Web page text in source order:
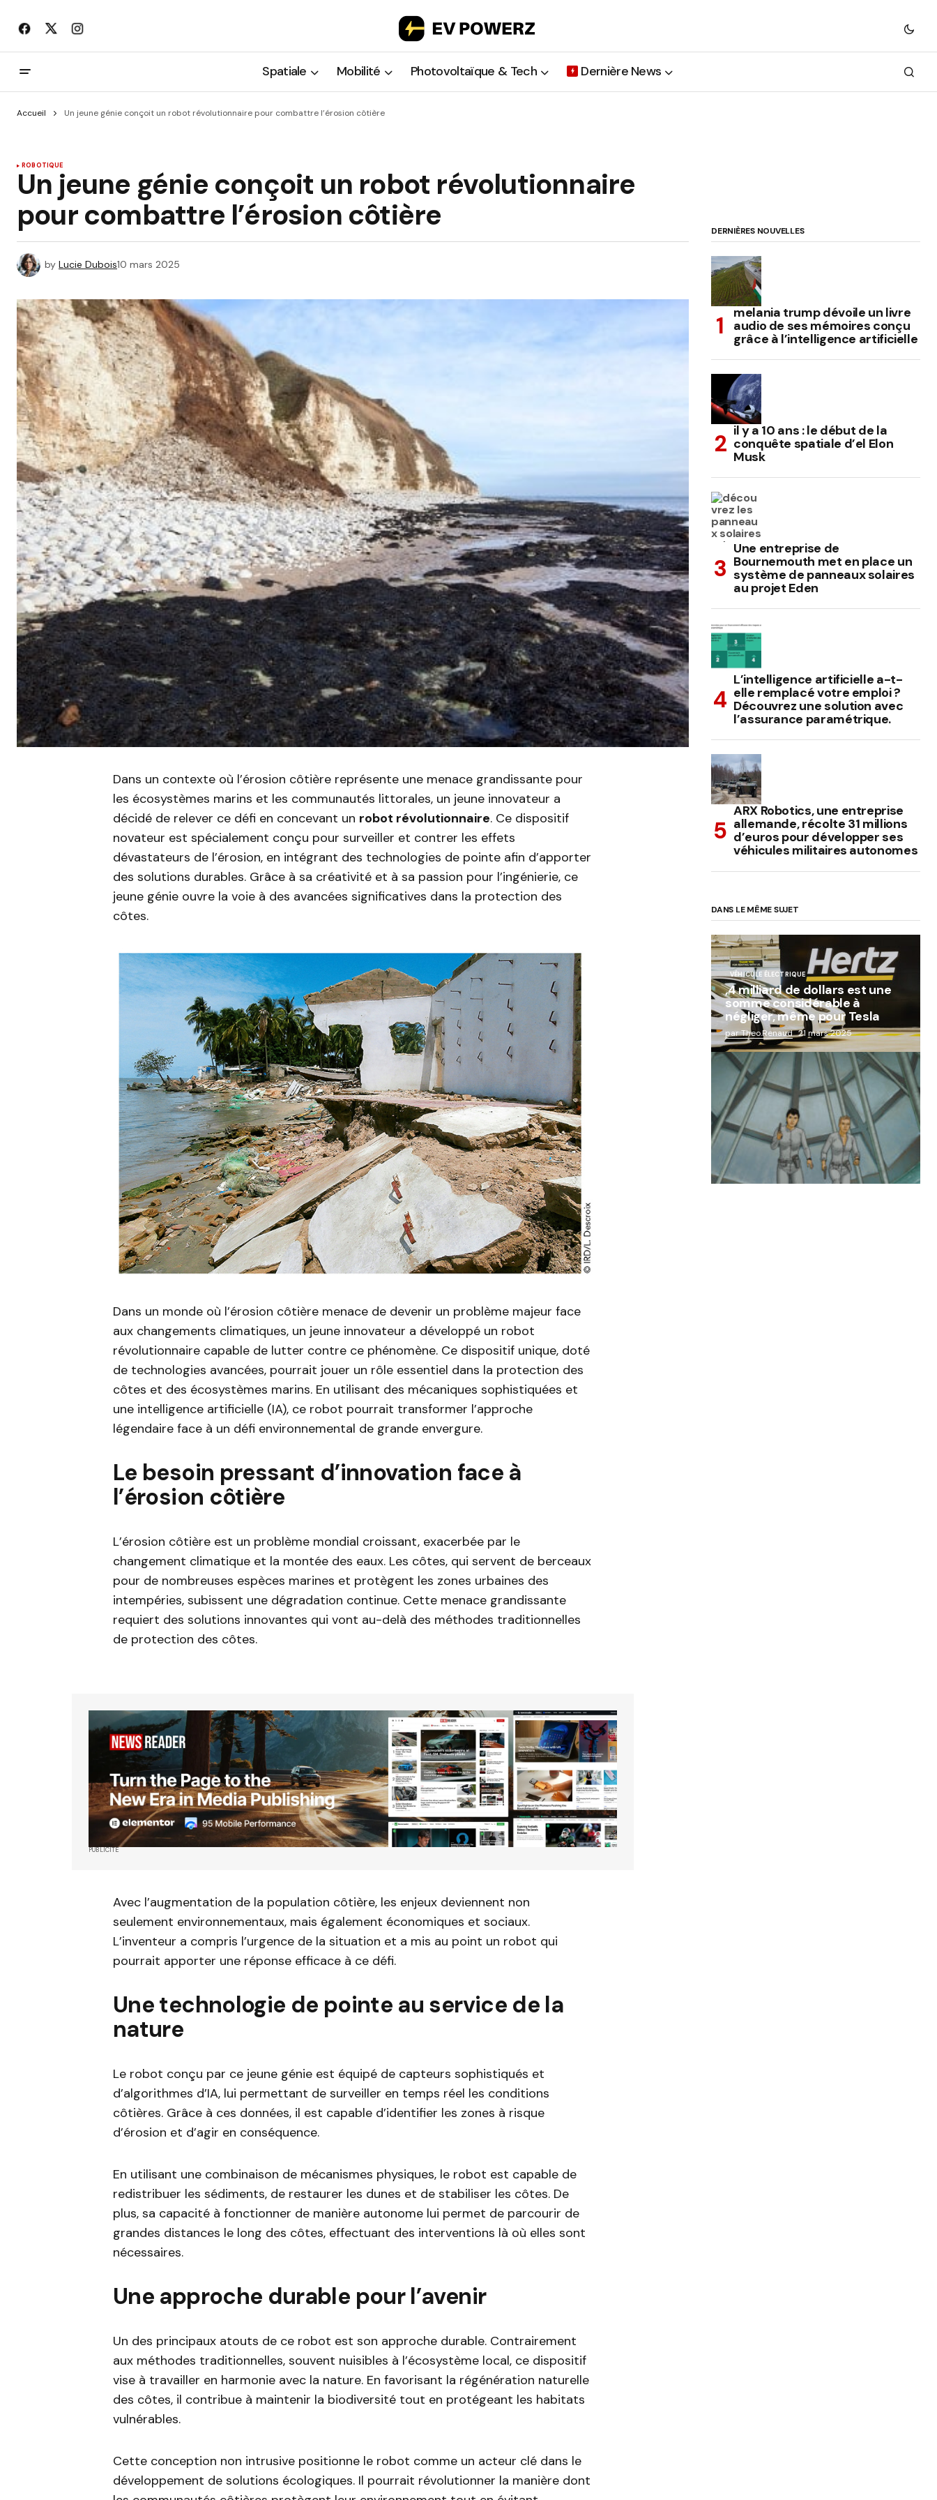
Spatiale Mobilité Photovoltaïque & Tech Dernière News
Accueil Un jeune génie conçoit un robot révolutionnaire pour combattre l’érosion côtière
ROBOTIQUE
Un jeune génie conçoit un robot révolutionnaire
pour combattre l’érosion côtière
by Lucie Dubois10 mars 2025
Dans un contexte où l’érosion côtière représente une menace grandissante pour
les écosystèmes marins et les communautés littorales, un jeune innovateur a
décidé de relever ce défi en concevant un robot révolutionnaire. Ce dispositif
novateur est spécialement conçu pour surveiller et contrer les effets
dévastateurs de l’érosion, en intégrant des technologies de pointe afin d’apporter
des solutions durables. Grâce à sa créativité et à sa passion pour l’ingénierie, ce
jeune génie ouvre la voie à des avancées significatives dans la protection des
côtes.
Dans un monde où l’érosion côtière menace de devenir un problème majeur face
aux changements climatiques, un jeune innovateur a développé un robot
révolutionnaire capable de lutter contre ce phénomène. Ce dispositif unique, doté
de technologies avancées, pourrait jouer un rôle essentiel dans la protection des
côtes et des écosystèmes marins. En utilisant des mécaniques sophistiquées et
une intelligence artificielle (IA), ce robot pourrait transformer l’approche
légendaire face à un défi environnemental de grande envergure.
Le besoin pressant d’innovation face à
l’érosion côtière
L’érosion côtière est un problème mondial croissant, exacerbée par le
changement climatique et la montée des eaux. Les côtes, qui servent de berceaux
pour de nombreuses espèces marines et protègent les zones urbaines des
intempéries, subissent une dégradation continue. Cette menace grandissante
requiert des solutions innovantes qui vont au-delà des méthodes traditionnelles
de protection des côtes.
PUBLICITÉ
Avec l’augmentation de la population côtière, les enjeux deviennent non
seulement environnementaux, mais également économiques et sociaux.
L’inventeur a compris l’urgence de la situation et a mis au point un robot qui
pourrait apporter une réponse efficace à ce défi.
Une technologie de pointe au service de la
nature
Le robot conçu par ce jeune génie est équipé de capteurs sophistiqués et
d’algorithmes d’IA, lui permettant de surveiller en temps réel les conditions
côtières. Grâce à ces données, il est capable d’identifier les zones à risque
d’érosion et d’agir en conséquence.
En utilisant une combinaison de mécanismes physiques, le robot est capable de
redistribuer les sédiments, de restaurer les dunes et de stabiliser les côtes. De
plus, sa capacité à fonctionner de manière autonome lui permet de parcourir de
grandes distances le long des côtes, effectuant des interventions là où elles sont
nécessaires.
Une approche durable pour l’avenir
Un des principaux atouts de ce robot est son approche durable. Contrairement
aux méthodes traditionnelles, souvent nuisibles à l’écosystème local, ce dispositif
vise à travailler en harmonie avec la nature. En favorisant la régénération naturelle
des côtes, il contribue à maintenir la biodiversité tout en protégeant les habitats
vulnérables.
Cette conception non intrusive positionne le robot comme un acteur clé dans le
développement de solutions écologiques. Il pourrait révolutionner la manière dont
DERNIÈRES NOUVELLES
melania trump dévoile un livre
audio de ses mémoires conçu
grâce à l’intelligence artificielle
il y a 10 ans : le début de la
conquête spatiale d’el Elon
Musk
Une entreprise de
Bournemouth met en place un
système de panneaux solaires
au projet Eden
L’intelligence artificielle a-t-
elle remplacé votre emploi ?
Découvrez une solution avec
l’assurance paramétrique.
ARX Robotics, une entreprise
allemande, récolte 31 millions
d’euros pour développer ses
véhicules militaires autonomes
DANS LE MÊME SUJET
VÉHICULE ÉLECTRIQUE
,4 milliard de dollars est une
somme considérable à
négliger, même pour Tesla
par Theo.Renaud 21 mars 2025
« Abandon des géants de la
robotique : Aldebaran, l’icône
française laissée à l’oubli »
par Lucie Dubois 18 mars 2025